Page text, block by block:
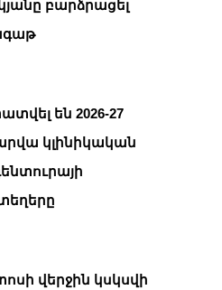
բարձրացել
են 2026-27
կլինիկական
վերջին կսկսվի